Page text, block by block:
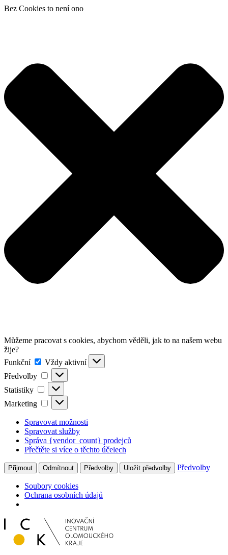
Bez Cookies to není ono
Můžeme pracovat s cookies, abychom věděli, jak to na našem webu
žije?
Funkční
Funkční
Vždy aktivní
Předvolby
Předvolby
Statistiky Statistiky
Marketing Marketing
Spravovat možnosti
Spravovat služby
Správa {vendor_count} prodejců
Přečtěte si více o těchto účelech
Přijmout Odmítnout Předvolby Uložit předvolby Předvolby
Soubory cookies
Ochrana osobních údajů